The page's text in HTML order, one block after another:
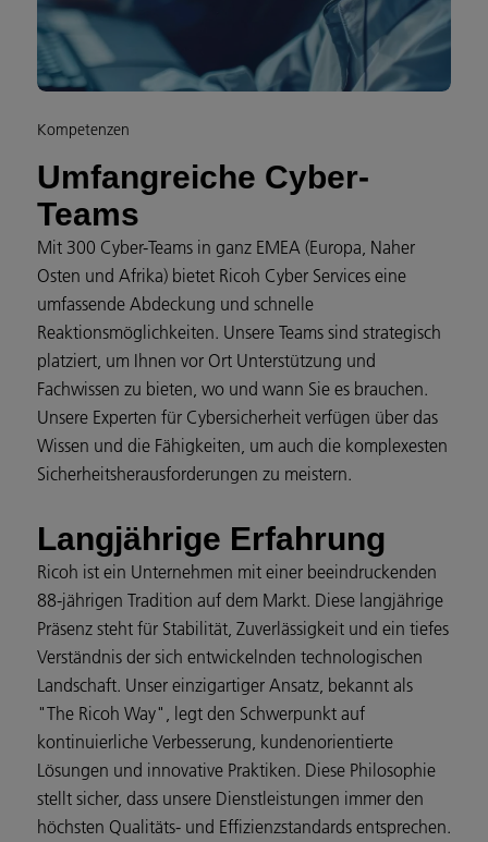
Kompetenzen
Umfangreiche Cyber-
Teams
Mit 300 Cyber-Teams in ganz EMEA (Europa, Naher
Osten und Afrika) bietet Ricoh Cyber Services eine
umfassende Abdeckung und schnelle
Reaktionsmöglichkeiten. Unsere Teams sind strategisch
platziert, um Ihnen vor Ort Unterstützung und
Fachwissen zu bieten, wo und wann Sie es brauchen.
Unsere Experten für Cybersicherheit verfügen über das
Wissen und die Fähigkeiten, um auch die komplexesten
Sicherheitsherausforderungen zu meistern.
Langjährige Erfahrung
Ricoh ist ein Unternehmen mit einer beeindruckenden
88-jährigen Tradition auf dem Markt. Diese langjährige
Präsenz steht für Stabilität, Zuverlässigkeit und ein tiefes
Verständnis der sich entwickelnden technologischen
Landschaft. Unser einzigartiger Ansatz, bekannt als
"The Ricoh Way", legt den Schwerpunkt auf
kontinuierliche Verbesserung, kundenorientierte
Lösungen und innovative Praktiken. Diese Philosophie
stellt sicher, dass unsere Dienstleistungen immer den
höchsten Qualitäts- und Effizienzstandards entsprechen.